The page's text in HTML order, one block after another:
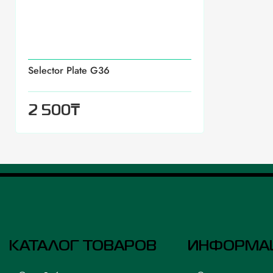
Selector Plate G36
2 500₸
КАТАЛОГ ТОВАРОВ